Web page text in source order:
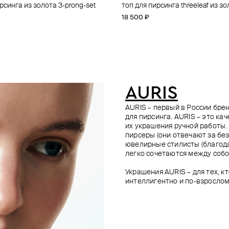
из золота 3-prong-set
топ для пирсинга threeleaf из
18 500 ₽
из золота flower
топ для пирсинга из золота
18 500 ₽
из золота battle axe
топ для пирсинга phoenix из
17 800 ₽
из золота threeleaf
топ для пирсинга из золота
18 500 ₽
AURIS
AURIS – первый в России
для пирсинга. AURIS – это
их украшения ручной
пирсеры (они отвечают за
ювелирные стилисты
легко сочетаются между
Украшения AURIS – для тех,
интеллигентно и по-